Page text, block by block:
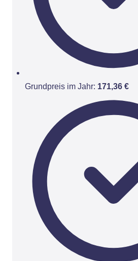
Grundpreis im Jahr: 171,36 €